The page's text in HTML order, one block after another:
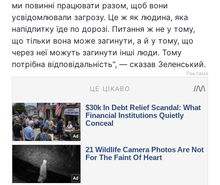
ми повинні працювати разом, щоб вони
усвідомлювали загрозу. Це ж як людина, яка
напідпитку їде по дорозі. Питання ж не у тому,
що тільки вона може загинути, а й у тому, що
через неї можуть загинути інші люди. Тому
потрібна відповідальність", — сказав Зеленський.
Реклама